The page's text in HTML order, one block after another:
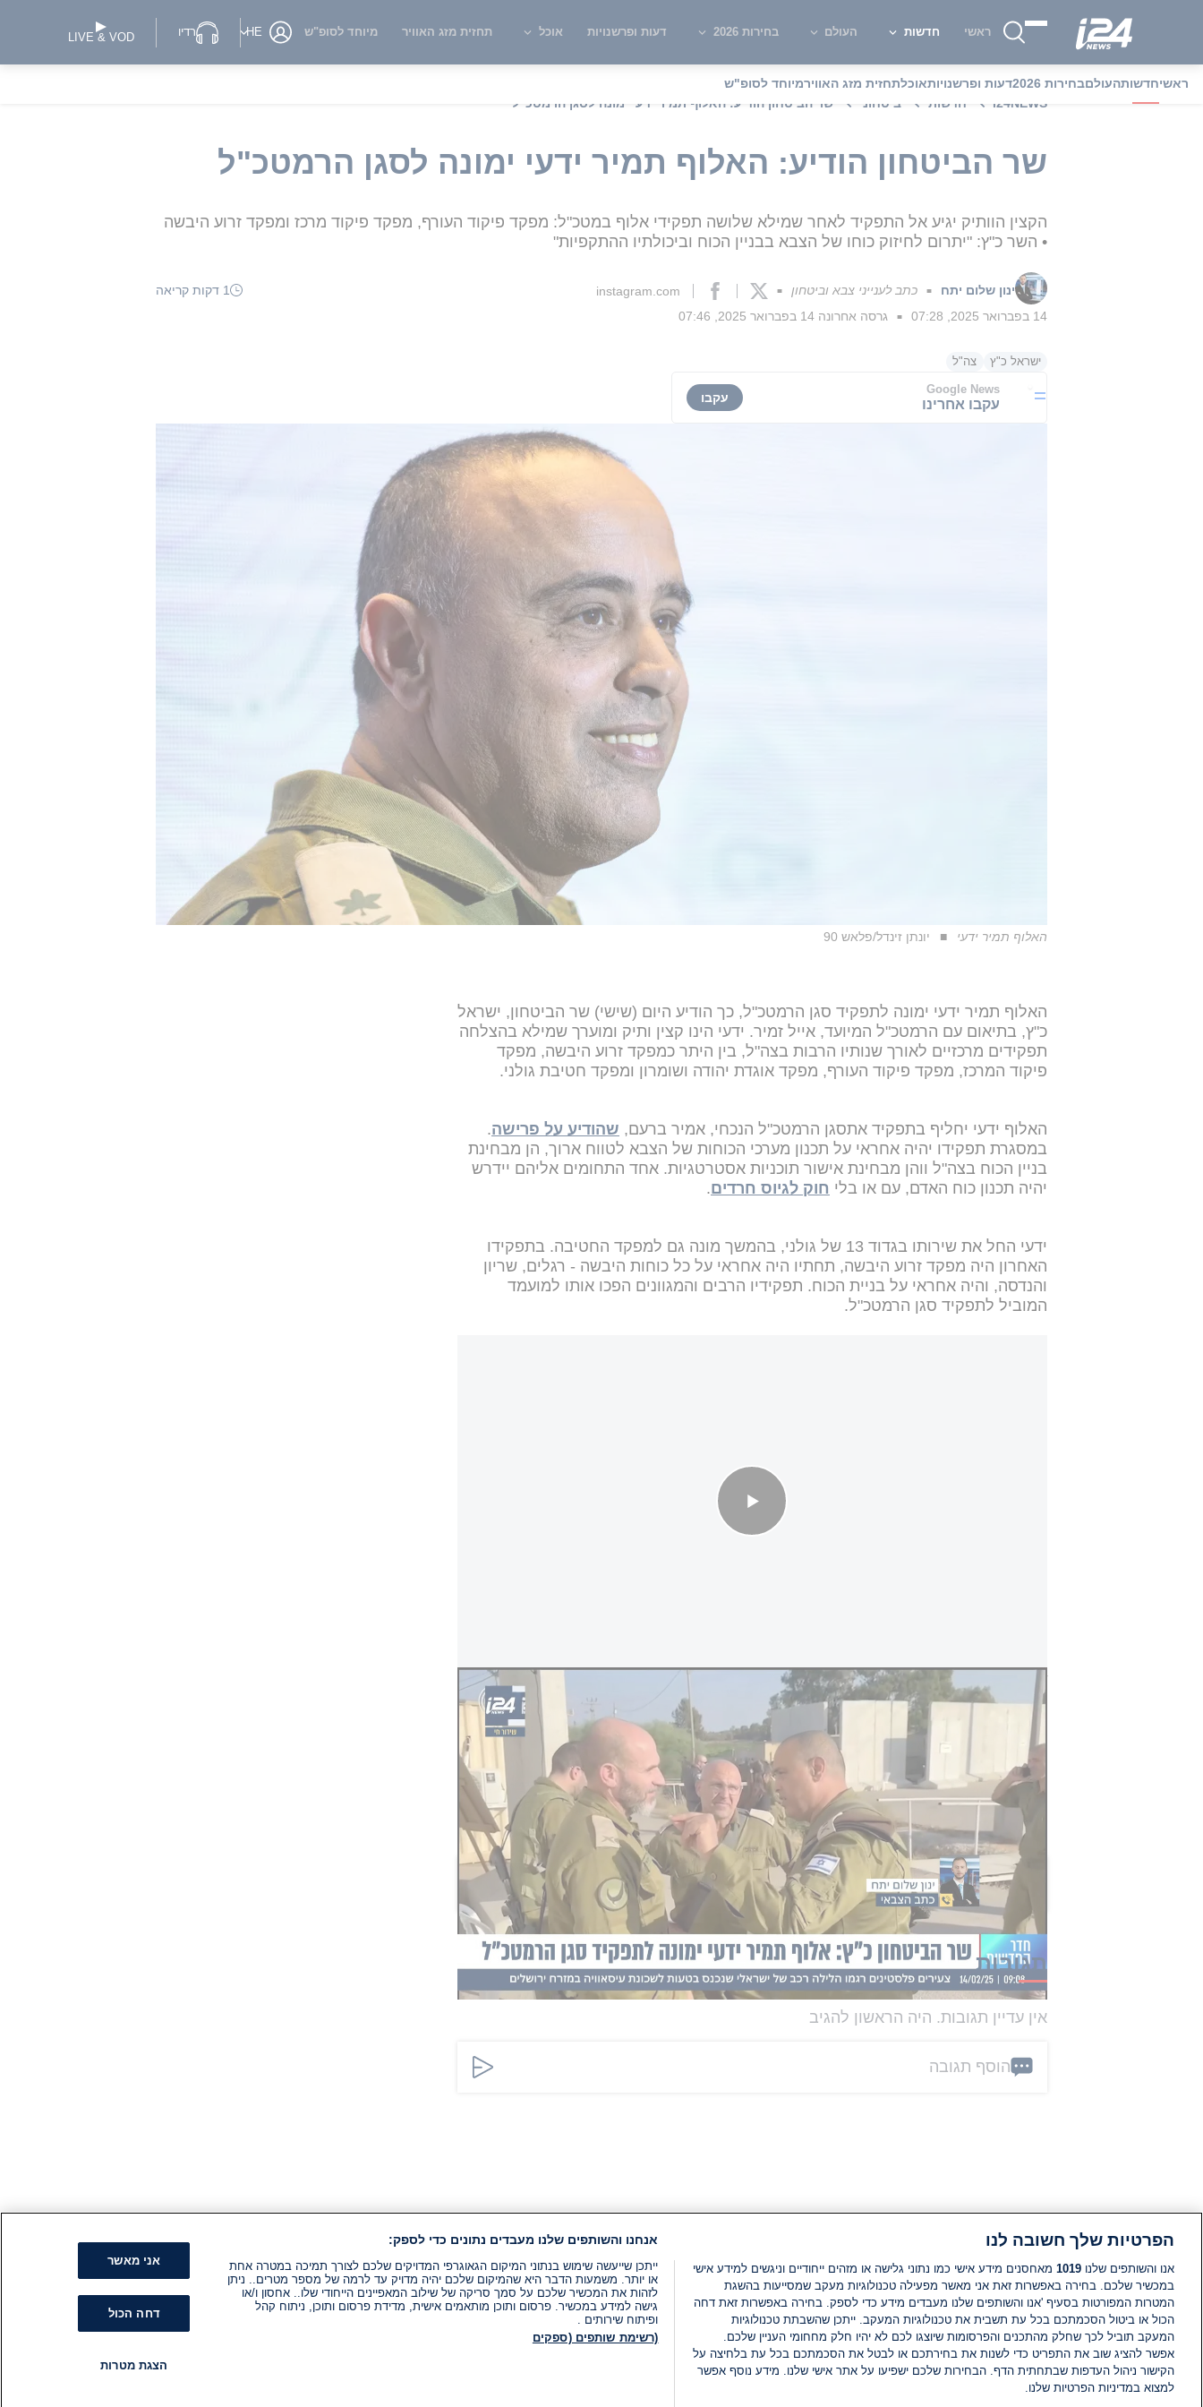
ראשי חדשות העולם בחירות 2026 דעות ופרשנויות אוכל תחזית מזג האוויר מיוחד לסופ"ש HE רדיו LIVE & VOD
ראשיחדשותהעולםבחירות 2026 דעות ופרשנויותאוכלתחזית מזג האווירמיוחד לסופ"ש
i24NEWS
חדשות ביטחוני שר הביטחון הודיע: האלוף תמיר ידעי ימונה לסגן הרמטכ"ל
שר הביטחון הודיע: האלוף תמיר ידעי ימונה לסגן הרמטכ"ל
הקצין הוותיק יגיע אל התפקיד לאחר שמילא שלושה תפקידי אלוף במטכ"ל: מפקד פיקוד העורף, מפקד פיקוד מרכז ומפקד זרוע היבשה
• השר כ"ץ: "יתרום לחיזוק כוחו של הצבא בבניין הכוח וביכולתיו ההתקפיות"
ינון שלום יתח ■ כתב לענייני צבא וביטחון ■
instagram.com
1 דקות קריאה
14 בפברואר 2025, 07:28
■ גרסה אחרונה 14 בפברואר 2025, 07:46
ישראל כ"ץ צה"ל
Google News
עקבו אחרינו עקבו
האלוף תמיר ידעי יונתן זינדל/פלאש 90
האלוף תמיר ידעי ימונה לתפקיד סגן הרמטכ"ל, כך הודיע היום (שישי) שר הביטחון, ישראל
כ"ץ, בתיאום עם הרמטכ"ל המיועד, אייל זמיר. ידעי הינו קצין ותיק ומוערך שמילא בהצלחה
תפקידים מרכזיים לאורך שנותיו הרבות בצה"ל, בין היתר כמפקד זרוע היבשה, מפקד
פיקוד המרכז, מפקד פיקוד העורף, מפקד אוגדת יהודה ושומרון ומפקד חטיבת גולני.
האלוף ידעי יחליף בתפקיד אתסגן הרמטכ"ל הנכחי, אמיר ברעם, שהודיע על פרישה.
במסגרת תפקידו יהיה אחראי על תכנון מערכי הכוחות של הצבא לטווח ארוך, הן מבחינת
בניין הכוח בצה"ל ווהן מבחינת אישור תוכניות אסטרטגיות. אחד התחומים אליהם יידרש
יהיה תכנון כוח האדם, עם או בלי חוק לגיוס חרדים.
ידעי החל את שירותו בגדוד 13 של גולני, בהמשך מונה גם למפקד החטיבה. בתפקידו
האחרון היה מפקד זרוע היבשה, תחתיו היה אחראי על כל כוחות היבשה - רגלים, שריון
והנדסה, והיה אחראי על בניית הכוח. תפקידיו הרבים והמגוונים הפכו אותו למועמד
המוביל לתפקיד סגן הרמטכ"ל.
שר הביטחון הודיע: האלוף תמיר ידעי ימונה לסגן הרמטכ"ל
שר הביטחון ישראל כ"ץ מסר: "אני משוכנע ביכולתו של האלוף ידעי לתרום תרומה
משמעותית בתפקיד סגן הרמטכ"ל לחיזוק כוחו של צה"ל בבניין הכוח וביכולתיו ההתקפיות
מול האתגרים הביטחוניים הרבים בפניהם אנו ניצבים בימים אלה. אני מברך את האלוף
ידעי על נכונותו להמשיך ולתרום לצה"ל ולמדינת ישראל ומאחל לו הצלחה
רבה במילוי תפקידו".
הכתבה הזו קיבלה 0 תגובות הוסף תגובה
תגובות
אין עדיין תגובות. היה הראשון להגיב
הוסף תגובה
הפרטיות שלך חשובה לנו
אנו והשותפים שלנו 1019 מאחסנים מידע אישי כמו נתוני גלישה או מזהים ייחודיים וניגשים למידע אישי
במכשיר שלכם. בחירה באפשרות זאת אני מאשר מפעילה טכנולוגיות מעקב שמסייעות בהשגת
המטרות המפורטות בסעיף 'אנו והשותפים שלנו מעבדים מידע כדי לספק. בחירה באפשרות זאת דחה
הכול או ביטול הסכמתכם בכל עת תשבית את טכנולוגיות המעקב. ייתכן שהשבתת טכנולוגיות
המעקב תוביל לכך שחלק מהתכנים והפרסומות שיוצגו לכם לא יהיו חלק מחחומי העניין שלכם.
אפשר להציג שוב את התפריט כדי לשנות את בחירתכם או לבטל את הסכמתכם בכל עת בלחיצה על
הקישור ניהול העדפות שבתחתית הדף. הבחירות שלכם ישפיעו על אתר אישי שלנו. מידע נוסף אפשר
למצוא במדיניות הפרטיות שלנו.
אנחנו והשותפים שלנו מעבדים נתונים כדי לספק:
ייתכן שייעשה שימוש בנתוני המיקום הגאוגרפי המדויקים שלכם לצורך תמיכה במטרה אחת
או יותר. משמעות הדבר היא שהמיקום שלכם יהיה מדויק עד לרמה של מספר מטרים.. ניתן
לזהות את המכשיר שלכם על סמך סריקה של שילוב המאפיינים הייחודי שלו.. אחסון ו/או
גישה למידע במכשיר. פרסום ותוכן מותאמים אישית, מדידת פרסום ותוכן, ניתוח קהל
ופיתוח שירותים .
(רשימת שותפים (ספקים
אני מאשר
דחה הכול
הצגת מטרות